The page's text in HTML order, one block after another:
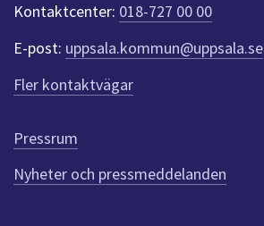
e
r
f
ö
r
e
n
n
a
Kontaktcenter: 018-727 00 00
E-post: uppsala.kommun@uppsala.se
Fler kontaktvägar
Pressrum
Nyheter och pressmeddelanden